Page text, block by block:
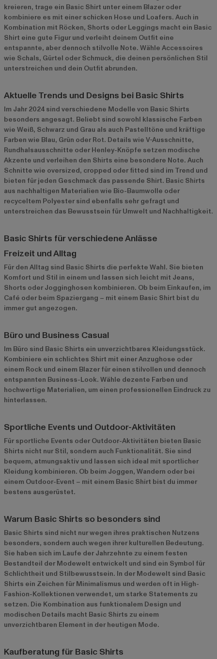
kreieren, trage ein Basic Shirt unter einem Blazer oder
kombiniere es mit einer schicken Hose und Loafers. Auch in
Kombination mit Röcken, Shorts oder Leggings macht ein Basic
Shirt eine gute Figur und verleiht deinem Outfit eine
entspannte, aber dennoch stilvolle Note. Wähle Accessoires
wie Schals, Gürtel oder Schmuck, die deinen persönlichen Stil
unterstreichen und dein Outfit abrunden.
Aktuelle Trends und Designs bei Basic Shirts
Im Jahr 2024 sind verschiedene Modelle von Basic Shirts
besonders angesagt. Beliebt sind sowohl klassische Farben
wie Weiß, Schwarz und Grau als auch Pastelltöne und kräftige
Farben wie Blau, Grün oder Rot. Details wie V-Ausschnitte,
Rundhalsausschnitte oder Henley-Knöpfe setzen modische
Akzente und verleihen den Shirts eine besondere Note. Auch
Schnitte wie oversized, cropped oder fitted sind im Trend und
bieten für jeden Geschmack das passende Shirt. Basic Shirts
aus nachhaltigen Materialien wie Bio-Baumwolle oder
recyceltem Polyester sind ebenfalls sehr gefragt und
unterstreichen das Bewusstsein für Umwelt und Nachhaltigkeit.
Basic Shirts für verschiedene Anlässe
Freizeit und Alltag
Für den Alltag sind Basic Shirts die perfekte Wahl. Sie bieten
Komfort und Stil in einem und lassen sich leicht mit Jeans,
Shorts oder Jogginghosen kombinieren. Ob beim Einkaufen, im
Café oder beim Spaziergang – mit einem Basic Shirt bist du
immer gut angezogen.
Büro und Business Casual
Im Büro sind Basic Shirts ein unverzichtbares Kleidungsstück.
Kombiniere ein schlichtes Shirt mit einer Anzughose oder
einem Rock und einem Blazer für einen stilvollen und dennoch
entspannten Business-Look. Wähle dezente Farben und
hochwertige Materialien, um einen professionellen Eindruck zu
hinterlassen.
Sportliche Events und Outdoor-Aktivitäten
Für sportliche Events oder Outdoor-Aktivitäten bieten Basic
Shirts nicht nur Stil, sondern auch Funktionalität. Sie sind
bequem, atmungsaktiv und lassen sich ideal mit sportlicher
Kleidung kombinieren. Ob beim Joggen, Wandern oder bei
einem Outdoor-Event – mit einem Basic Shirt bist du immer
bestens ausgerüstet.
Warum Basic Shirts so besonders sind
Basic Shirts sind nicht nur wegen ihres praktischen Nutzens
besonders, sondern auch wegen ihrer kulturellen Bedeutung.
Sie haben sich im Laufe der Jahrzehnte zu einem festen
Bestandteil der Modewelt entwickelt und sind ein Symbol für
Schlichtheit und Stilbewusstsein. In der Modewelt sind Basic
Shirts ein Zeichen für Minimalismus und werden oft in High-
Fashion-Kollektionen verwendet, um starke Statements zu
setzen. Die Kombination aus funktionalem Design und
modischen Details macht Basic Shirts zu einem
unverzichtbaren Element in der heutigen Mode.
Kaufberatung für Basic Shirts